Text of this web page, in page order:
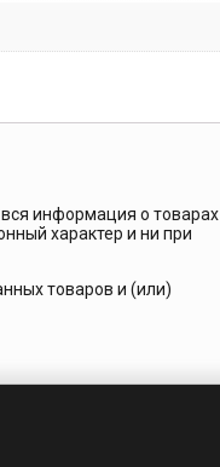
информация о товарах
характер и ни при
товаров и (или)